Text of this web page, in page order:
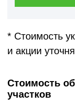
* Стоимость
и акции
Стоимость
участков